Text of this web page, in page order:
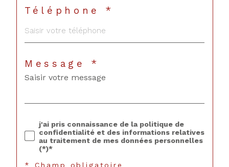
Téléphone *
Message *
j'ai pris connaissance de la politique de
confidentialité et des informations relatives
au traitement de mes données personnelles
(*)*
* Champ obligatoire